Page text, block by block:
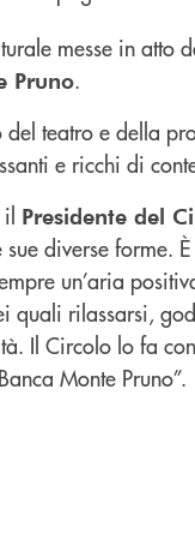
messe in atto
Pruno.
teatro e della
e ricchi di
il Presidente del
diverse forme.
un’aria
quali rilassarsi,
Il Circolo lo fa
Monte Pruno”.